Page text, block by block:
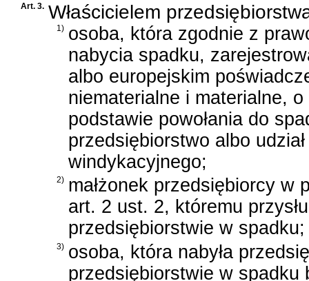
Art. 3. Właścicielem
1) osoba, która zgodnie z
nabycia spadku,
albo europejskim
niematerialne i materialne,
podstawie powołania do
przedsiębiorstwo albo
windykacyjnego;
2) małżonek przedsiębiorcy w
art. 2 ust. 2, któremu
przedsiębiorstwie w spadku;
3) osoba, która nabyła
przedsiębiorstwie w spadku